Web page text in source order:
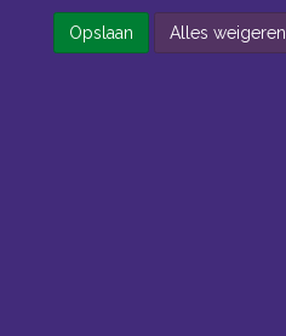
Opslaan Alles weigeren